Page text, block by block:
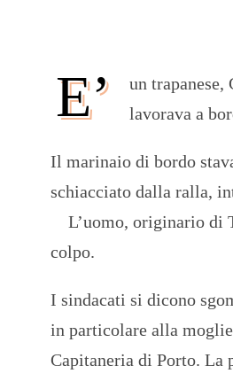
E’
un
lavorava a
Il marinaio di bordo
schiacciato dalla ralla,
L’uomo, originario di
colpo.
I sindacati si dicono
in particolare alla
Capitaneria di Porto. La